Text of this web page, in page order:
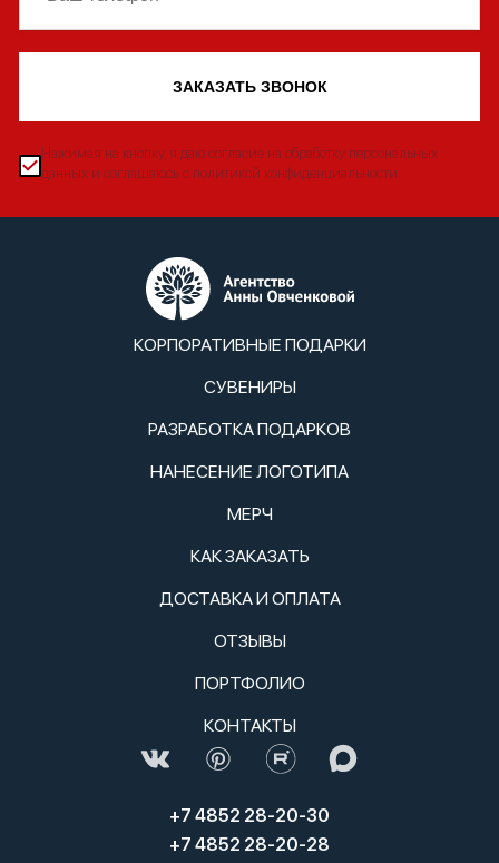
ЗАКАЗАТЬ ЗВОНОК
Нажимая на кнопку, я даю согласие на обработку персональных
данных и соглашаюсь с политикой конфиденциальности
КОРПОРАТИВНЫЕ ПОДАРКИ
СУВЕНИРЫ
РАЗРАБОТКА ПОДАРКОВ
НАНЕСЕНИЕ ЛОГОТИПА
МЕРЧ
КАК ЗАКАЗАТЬ
ДОСТАВКА И ОПЛАТА
ОТЗЫВЫ
ПОРТФОЛИО
КОНТАКТЫ
+7 4852 28-20-30
+7 4852 28-20-28